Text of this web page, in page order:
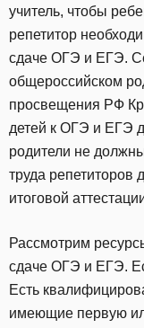
учитель, чтобы
репетитор
сдаче ОГЭ и ЕГЭ.
общероссийском
просвещения РФ
детей к ОГЭ и ЕГЭ
родители не
труда репетиторов
итоговой
Рассмотрим
сдаче ОГЭ и ЕГЭ.
Есть
имеющие первую